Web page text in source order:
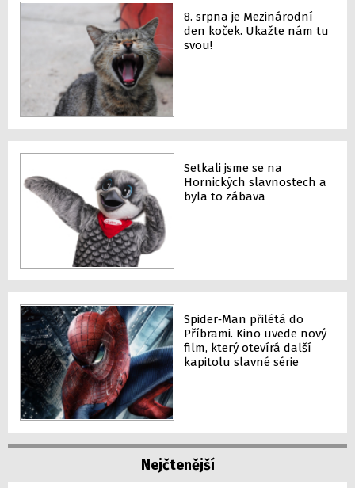
8. srpna je Mezinárodní
den koček. Ukažte nám tu
svou!
Setkali jsme se na
Hornických slavnostech a
byla to zábava
Spider‑Man přilétá do
Příbrami. Kino uvede nový
film, který otevírá další
kapitolu slavné série
Nejčtenější